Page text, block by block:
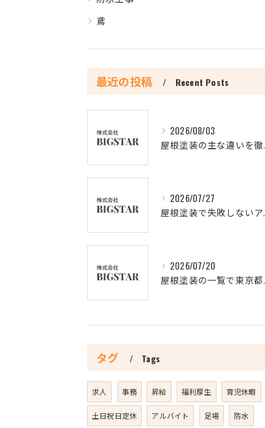
鳶
最近の投稿 Recent Posts
2026/08/03
屋根塗装の主
2026/07/27
屋根塗装で失敗しな
2026/07/20
屋根塗装の一覧で
タグ Tags
求人 事務 昇給 福利厚生 育児休暇
土日祝日定休 アルバイト 足場 防水